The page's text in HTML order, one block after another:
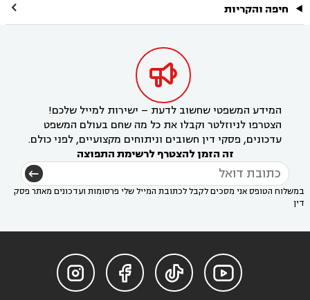
חיפה והקריות 

המידע המשפטי שחשוב לדעת – ישירות למייל שלכם!
הצטרפו לניוזלטר וקבלו את כל מה שחם בעולם המשפט
עדכונים, פסקי דין חשובים וניתוחים מקצועיים, לפני כולם.
זה הזמן להצטרף לרשימת התפוצה
במשלוח הטופס אני מסכים לקבל לכתובת המייל שלי פרסומות ועדכונים מאתר פסק
דין



